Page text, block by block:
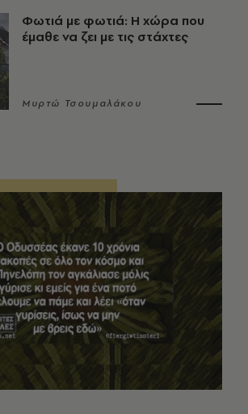
Φωτιά με φωτιά: Η χώρα που
έμαθε να ζει με τις στάχτες
Μυρτώ Τσουμαλάκου